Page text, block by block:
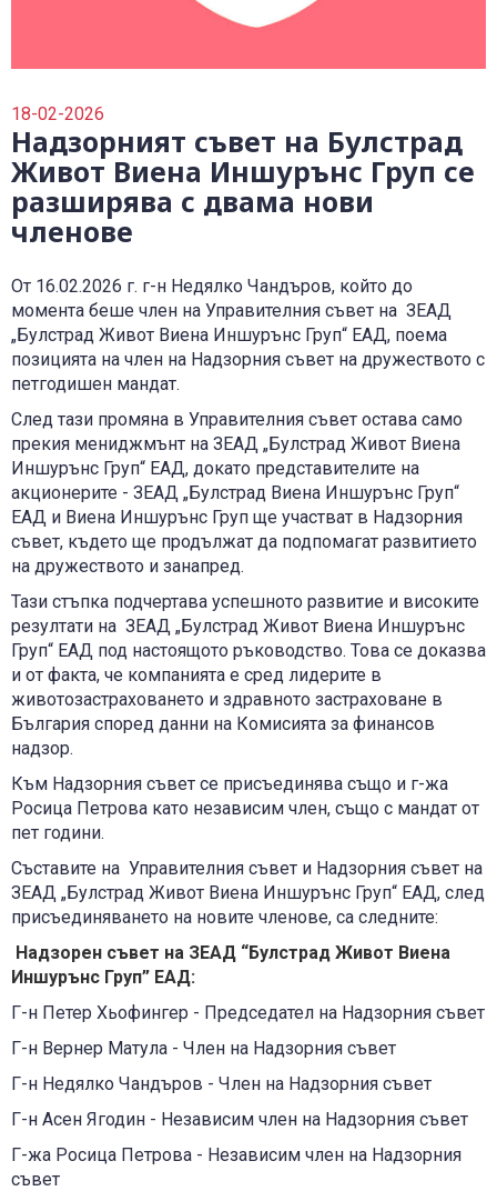
0700 18 800
18-02-2026
Надзорният съвет на Булстрад
Живот Виена Иншурънс Груп се
разширява с двама нови
членове
От 16.02.2026 г. г-н Недялко Чандъров, който до
момента беше член на Управителния съвет на ЗЕАД
„Булстрад Живот Виена Иншурънс Груп“ ЕАД, поема
позицията на член на Надзорния съвет на дружеството с
петгодишен мандат.
След тази промяна в Управителния съвет остава само
прекия мениджмънт на ЗЕАД „Булстрад Живот Виена
Иншурънс Груп“ ЕАД, докато представителите на
акционерите - ЗЕАД „Булстрад Виена Иншурънс Груп“
ЕАД и Виена Иншурънс Груп ще участват в Надзорния
съвет, където ще продължат да подпомагат развитието
на дружеството и занапред.
Тази стъпка подчертава успешното развитие и високите
резултати на ЗЕАД „Булстрад Живот Виена Иншурънс
Груп“ ЕАД под настоящото ръководство. Това се доказва
и от факта, че компанията е сред лидерите в
животозастраховането и здравното застраховане в
България според данни на Комисията за финансов
надзор.
Към Надзорния съвет се присъединява също и г-жа
Росица Петрова като независим член, също с мандат от
пет години.
Съставите на Управителния съвет и Надзорния съвет на
ЗЕАД „Булстрад Живот Виена Иншурънс Груп“ ЕАД, след
присъединяването на новите членове, са следните:
Надзорен съвет на ЗЕАД “Булстрад Живот Виена
Иншурънс Груп” ЕАД:
Г-н Петер Хьофингер - Председател на Надзорния съвет
Г-н Вернер Матула - Член на Надзорния съвет
Г-н Недялко Чандъров - Член на Надзорния съвет
Г-н Асен Ягодин - Независим член на Надзорния съвет
Г-жа Росица Петрова - Независим член на Надзорния
съвет